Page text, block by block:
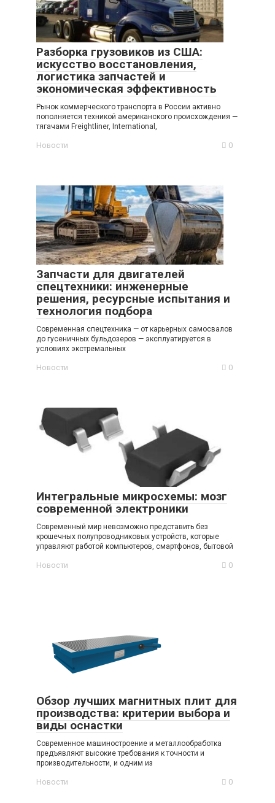
Разборка грузовиков из США:
искусство восстановления,
логистика запчастей и
экономическая эффективность
Рынок коммерческого транспорта в России активно
пополняется техникой американского происхождения —
тягачами Freightliner, International,
Новости 0
Запчасти для двигателей
спецтехники: инженерные
решения, ресурсные испытания и
технология подбора
Современная спецтехника — от карьерных самосвалов
до гусеничных бульдозеров — эксплуатируется в
условиях экстремальных
Новости 0
Интегральные микросхемы: мозг
современной электроники
Современный мир невозможно представить без
крошечных полупроводниковых устройств, которые
управляют работой компьютеров, смартфонов, бытовой
Новости 0
Обзор лучших магнитных плит для
производства: критерии выбора и
виды оснастки
Современное машиностроение и металлообработка
предъявляют высокие требования к точности и
производительности, и одним из
Новости 0